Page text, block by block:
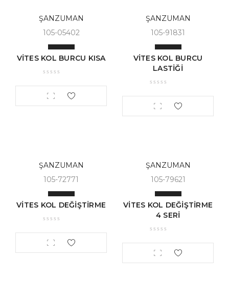
ŞANZUMAN
105-05402
VİTES KOL BURCU KISA
ŞANZUMAN
105-91831
VİTES KOL BURCU
LASTİĞİ
ŞANZUMAN
105-72771
VİTES KOL DEĞİŞTİRME
ŞANZUMAN
105-79621
VİTES KOL DEĞİŞTİRME
4 SERİ